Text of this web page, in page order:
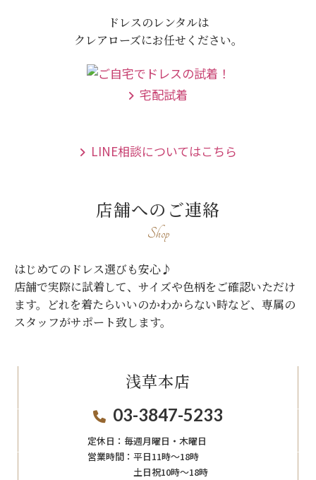
ドレスのレンタルは
クレアローズにお任せください。
宅配試着
LINE相談についてはこちら
店舗へのご連絡
Shop
はじめてのドレス選びも安心♪
店舗で実際に試着して、サイズや色柄をご確認いただけ
ます。
どれを着たらいいのかわからない時など、専属の
スタッフがサポート致します。
浅草本店
03-3847-5233
定休日： 毎週月曜日・木曜日
営業時間： 平日11時～18時
土日祝10時～18時